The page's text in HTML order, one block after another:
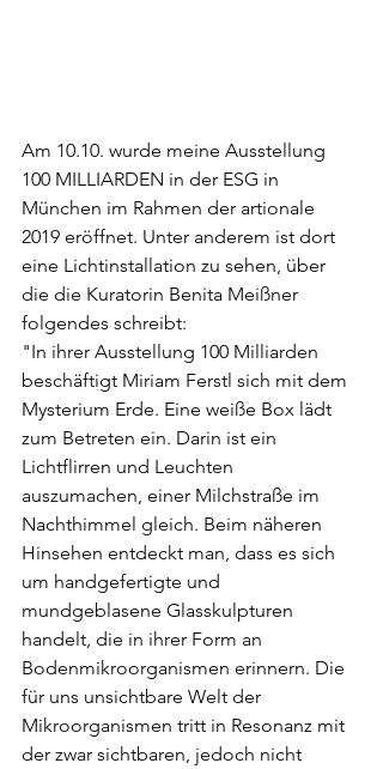
Am 10.10. wurde meine Ausstellung
100 MILLIARDEN in der ESG in
München im Rahmen der artionale
2019 eröffnet. Unter anderem ist dort
eine Lichtinstallation zu sehen, über
die die Kuratorin Benita Meißner
folgendes schreibt:
"In ihrer Ausstellung 100 Milliarden
beschäftigt Miriam Ferstl sich mit dem
Mysterium Erde. Eine weiße Box lädt
zum Betreten ein. Darin ist ein
Lichtflirren und Leuchten
auszumachen, einer Milchstraße im
Nachthimmel gleich. Beim näheren
Hinsehen entdeckt man, dass es sich
um handgefertigte und
mundgeblasene Glasskulpturen
handelt, die in ihrer Form an
Bodenmikroorganismen erinnern. Die
für uns unsichtbare Welt der
Mikroorganismen tritt in Resonanz mit
der zwar sichtbaren, jedoch nicht